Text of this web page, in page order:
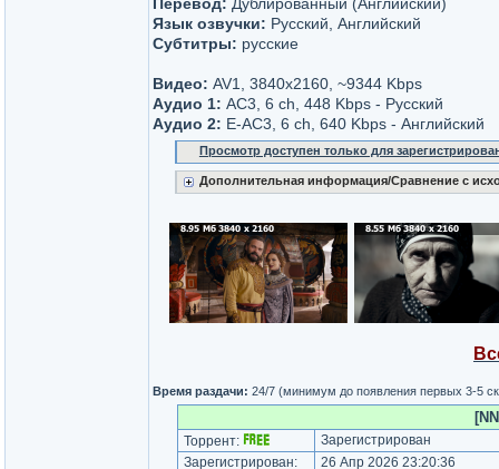
Язык озвучки: Русский, Английский
Субтитры: русские
Видео: AV1, 3840x2160, ~9344 Kbps
Аудио 1: AC3, 6 ch, 448 Kbps - Русский
Аудио 2: E-AC3, 6 ch, 640 Kbps - Английский
Просмотр доступен только для
Дополнительная информация/Сравнение с
Время раздачи: 24/7 (минимум до появления первых 3-5
Торрент:
Зарегистрирован
Зарегистрирован:
26 Апр 2026 23:20:36